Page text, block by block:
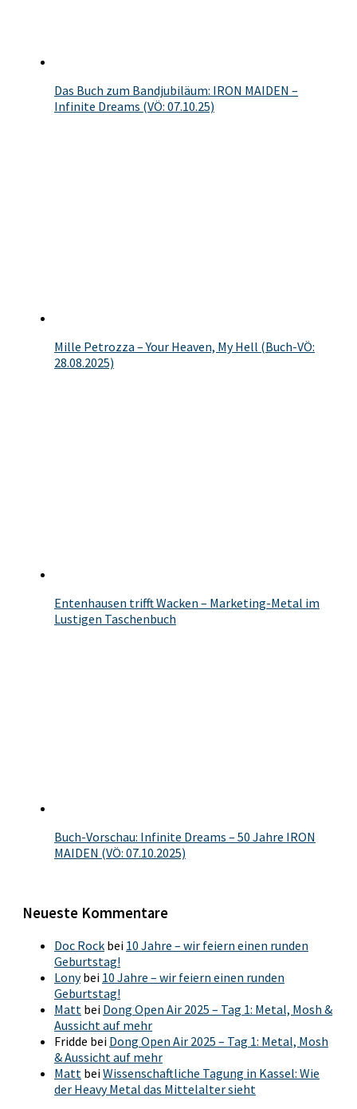
Das Buch zum Bandjubiläum: IRON MAIDEN –
Infinite Dreams (VÖ: 07.10.25)
Mille Petrozza – Your Heaven, My Hell (Buch-VÖ:
28.08.2025)
Entenhausen trifft Wacken – Marketing-Metal im
Lustigen Taschenbuch
Buch-Vorschau: Infinite Dreams – 50 Jahre IRON
MAIDEN (VÖ: 07.10.2025)
Neueste Kommentare
Doc Rock bei 10 Jahre – wir feiern einen runden
Geburtstag!
Lonybei 10 Jahre – wir feiern einen runden
Geburtstag!
Matt bei Dong Open Air 2025 – Tag 1: Metal, Mosh &
Aussicht auf mehr
Fridde bei Dong Open Air 2025 – Tag 1: Metal, Mosh
& Aussicht auf mehr
Matt beiWissenschaftliche Tagung in Kassel: Wie
der Heavy Metal das Mittelalter sieht